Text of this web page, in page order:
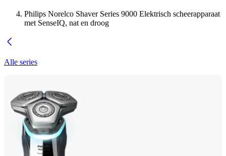
Philips Norelco Shaver Series 9000 Elektrisch scheerapparaat
met SenseIQ, nat en droog
Alle series